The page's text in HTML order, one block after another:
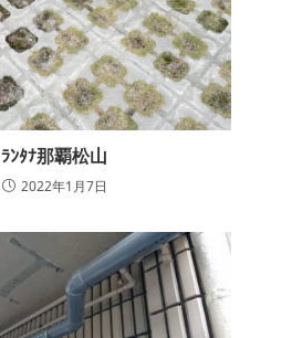
ﾗﾝﾀﾅ那覇松山
2022年1月7日